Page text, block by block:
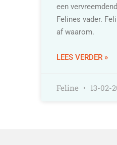
een
Felines vader.
af waarom.
LEES VERDER »
Feline 13-02-